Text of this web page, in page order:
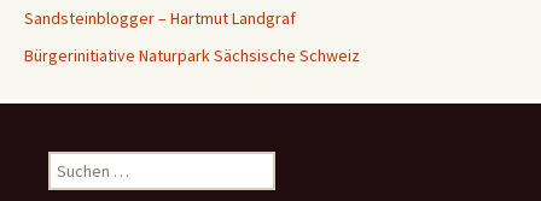
Sandsteinblogger – Hartmut Landgraf
Bürgerinitiative Naturpark Sächsische Schweiz
Suchen
nach: